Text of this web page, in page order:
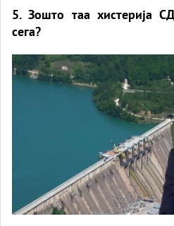
5. Зошто таа хистерија
сега?